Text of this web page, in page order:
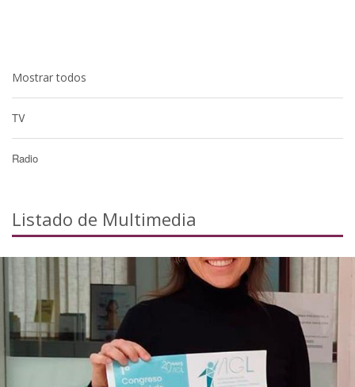
Mostrar todos
TV
Radio
Listado de Multimedia